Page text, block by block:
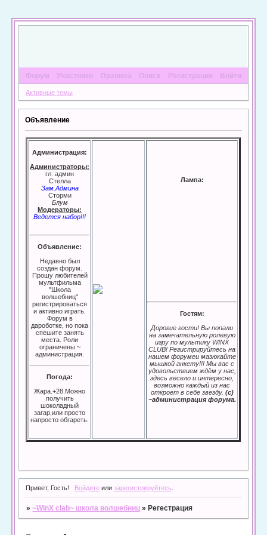
Форум Участники Правила Поиск Регистрация Войти
Активные темы
Объявление
Администрация:
Администраторы:
гл. админ
Стелла
Зам.Админа
Сторми
Блум
Модераторы:
Ведется набор!!!
Объявление:
Недавно был
создан форум.
Прошу любителей
мультфильма
"Школа
волшебниц"
регистрироваться
и активно играть.
Форум в
дароботке, но пока
спешите занять
места. Роли
ограничены ~
администрация.
Погода:
Жара.+28.Можно
получить
шоколадный
загар,или просто
напросто обгареть.
Лампа:
Гостям:
Дорогие гости! Вы попали
на замечательную ролевую
игру по мультику WINX
CLUB! Регистрируйтесь на
нашем форумеи мазюкайте
мышкой анкету!!! Мы вас с
удовольствием ждём у нас,
здесь весело и интересно,
возможно каждый из нас
откроет в себе звезду. (с)
~администрация форума.
Привет, Гость! Войдитеили зарегистрируйтесь
»~WinX clab~ школа волшебниц »Регестрация